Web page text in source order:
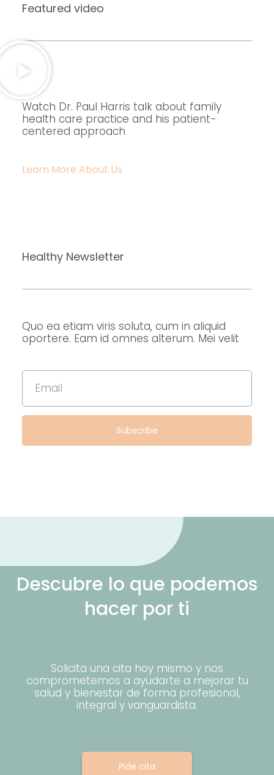
Featured video
Watch Dr. Paul Harris talk about family
health care practice and his patient-
centered approach
Learn More About Us
Healthy Newsletter
Quo ea etiam viris soluta, cum in aliquid
oportere. Eam id omnes alterum. Mei velit
Subscribe
Descubre lo que podemos
hacer por ti
Solicita una cita hoy mismo y nos
comprometemos a ayudarte a mejorar tu
salud y bienestar de forma profesional,
integral y vanguardista.
Pide cita